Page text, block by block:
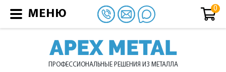
APEX METAL
ПРОФЕССИОНАЛЬНЫЕ РЕШЕНИЯ ИЗ МЕТАЛЛА
МЕНЮ